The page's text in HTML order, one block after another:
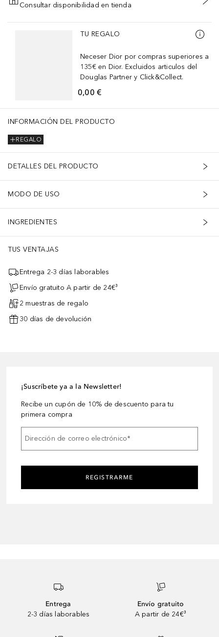
AÑADIR AL CARRITO
Consultar disponibilidad en tienda
Saltar Deslizador
TU REGALO
Neceser Dior por compras superiores a
135€ en Dior. Excluidos articulos del
Douglas Partner y Click&Collect.
0,00 €
INFORMACIÓN DEL PRODUCTO
REGALO
DETALLES DEL PRODUCTO
MODO DE USO
INGREDIENTES
TUS VENTAJAS
Entrega 2-3 días laborables
Envío gratuito A partir de 24€³
2 muestras de regalo
30 días de devolución
¡Suscríbete ya a la Newsletter!
Recibe un cupón de 10% de descuento para tu
primera compra
Dirección de correo electrónico*
REGISTRARME
Entrega
2-3 días laborables
Envío gratuito
A partir de 24€³